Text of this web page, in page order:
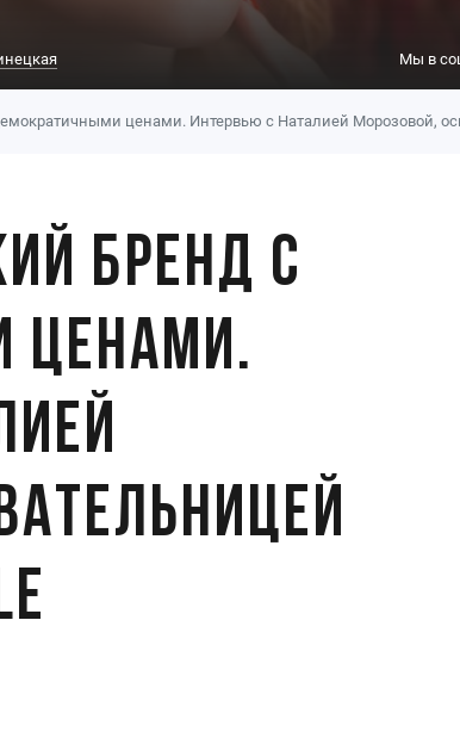
Мы в
ценами. Интервью с Наталией Морозовой,
бренд с
ценами.